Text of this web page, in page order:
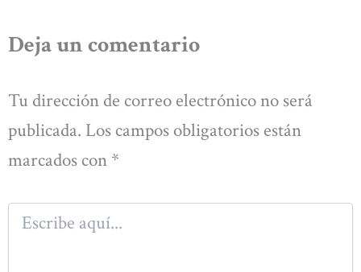
Deja un comentario
Tu dirección de correo electrónico no será
publicada. Los campos obligatorios están
marcados con *
Escribe
aquí...